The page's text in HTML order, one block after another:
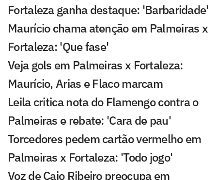
Fortaleza ganha destaque: 'Barbaridade'
Maurício chama atenção em Palmeiras x
Fortaleza: 'Que fase'
Veja gols em Palmeiras x Fortaleza:
Maurício, Arias e Flaco marcam
Leila critica nota do Flamengo contra o
Palmeiras e rebate: 'Cara de pau'
Torcedores pedem cartão vermelho em
Palmeiras x Fortaleza: 'Todo jogo'
Voz de Caio Ribeiro preocupa em